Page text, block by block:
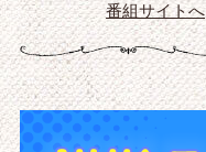
番組サイトへ